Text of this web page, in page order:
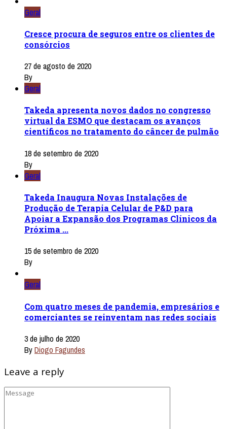
Geral
Cresce procura de seguros entre os clientes de
consórcios
27 de agosto de 2020
By
Geral
Takeda apresenta novos dados no congresso
virtual da ESMO que destacam os avanços
científicos no tratamento do câncer de pulmão
18 de setembro de 2020
By
Geral
Takeda Inaugura Novas Instalações de
Produção de Terapia Celular de P&D para
Apoiar a Expansão dos Programas Clínicos da
Próxima ...
15 de setembro de 2020
By
Geral
Com quatro meses de pandemia, empresários e
comerciantes se reinventam nas redes sociais
3 de julho de 2020
ByDiogo Fagundes
Leave a reply